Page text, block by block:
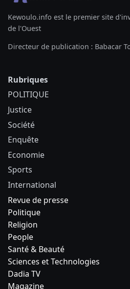
Kewoulo.info est le premier site
de l'Ouest
Directeur de publication : Babacar
Rubriques
POLITIQUE
Justice
Société
Enquête
Economie
Sports
International
Revue de presse
Politique
Religion
People
Santé & Beauté
Sciences et Technologies
Dadia TV
Magazine